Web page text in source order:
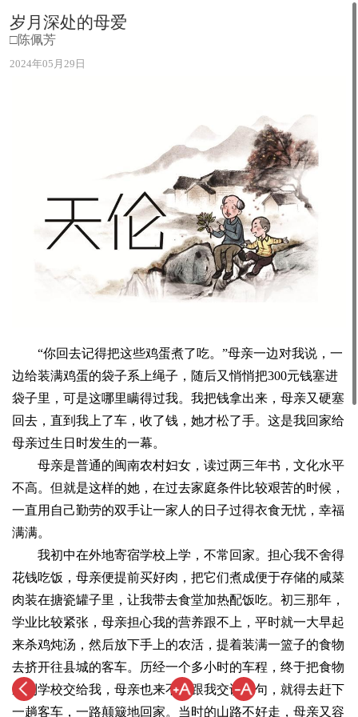
岁月深处的母爱
□陈佩芳
2024年05月29日
“你回去记得把这些鸡蛋煮了吃。”母亲一边对我说，一
边给装满鸡蛋的袋子系上绳子，随后又悄悄把300元钱塞进
袋子里，可是这哪里瞒得过我。我把钱拿出来，母亲又硬塞
回去，直到我上了车，收了钱，她才松了手。这是我回家给
母亲过生日时发生的一幕。
母亲是普通的闽南农村妇女，读过两三年书，文化水平
不高。但就是这样的她，在过去家庭条件比较艰苦的时候，
一直用自己勤劳的双手让一家人的日子过得衣食无忧，幸福
满满。
我初中在外地寄宿学校上学，不常回家。担心我不舍得
花钱吃饭，母亲便提前买好肉，把它们煮成便于存储的咸菜
肉装在搪瓷罐子里，让我带去食堂加热配饭吃。初三那年，
学业比较紧张，母亲担心我的营养跟不上，平时就一大早起
来杀鸡炖汤，然后放下手上的农活，提着装满一篮子的食物
去挤开往县城的客车。历经一个多小时的车程，终于把食物
送到学校交给我，母亲也来不及跟我交谈几句，就得去赶下
一趟客车，一路颠簸地回家。当时的山路不好走，母亲又容